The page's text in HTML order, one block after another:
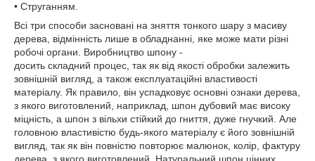
• Струганням.
Всі три способи засновані на зняття тонкого шару з масиву
дерева, відмінність лише в обладнанні, яке може мати різні
робочі органи. Виробництво шпону -
досить складний процес, так як від якості обробки залежить
зовнішній вигляд, а також експлуатаційні властивості
матеріалу. Як правило, він успадковує основні ознаки дерева,
з якого виготовлений, наприклад, шпон дубовий має високу
міцність, а шпон з вільхи стійкий до гниття, дуже гнучкий. Але
головною властивістю будь-якого матеріалу є його зовнішній
вигляд, так як він повністю повторює малюнок, колір, фактуру